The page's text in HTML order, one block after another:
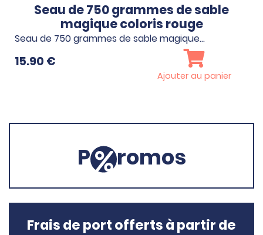
Seau de 750 grammes de sable
magique coloris rouge
Seau de 750 grammes de sable magique…
15.90 €
Ajouter au panier
P romos
Frais de port offerts à partir de